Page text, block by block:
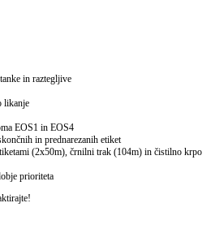
in raztegljive
likanje
EOS1 in EOS4
in prednarezanih etiket
(2x50m), črnilni trak (104m) in čistilno krpo
prioriteta